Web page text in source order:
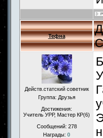
Тефна
Действ.статский советник
Группа: Друзья
Достижения:
Учитель УРР, Мастер КР(6)
Сообщений: 278
Награды: 0